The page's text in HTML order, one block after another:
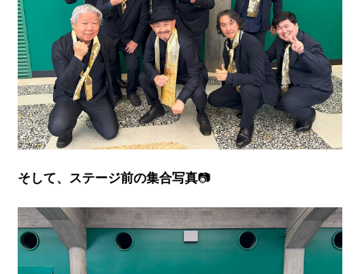
そして、ステージ前の集合写真📷